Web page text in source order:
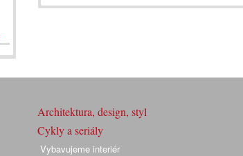
Architektura, design, styl
Cykly a seriály
Vybavujeme interiér